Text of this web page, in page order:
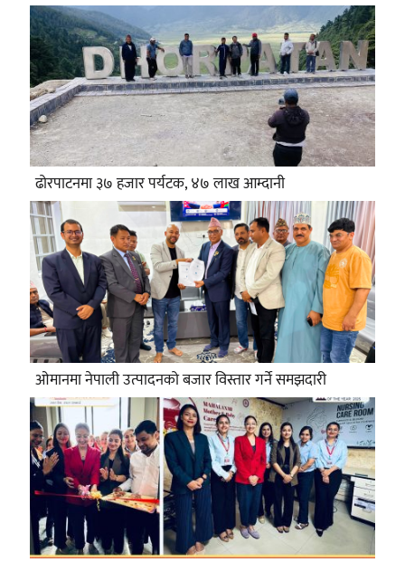
ढोरपाटनमा ३७ हजार पर्यटक, ४७ लाख आम्दानी
ओमानमा नेपाली उत्पादनको बजार विस्तार गर्ने समझदारी